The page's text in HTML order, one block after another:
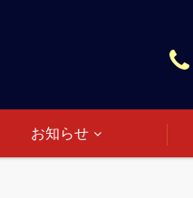
お知らせ